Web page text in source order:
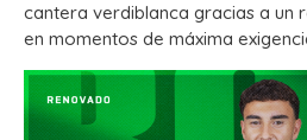
cantera verdiblanca gracias a un
en momentos de máxima